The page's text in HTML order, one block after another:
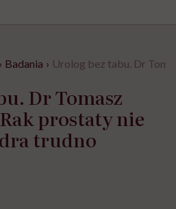
› Badania › Urolog bez tabu. Dr
Dr Tomasz
prostaty nie
trudno